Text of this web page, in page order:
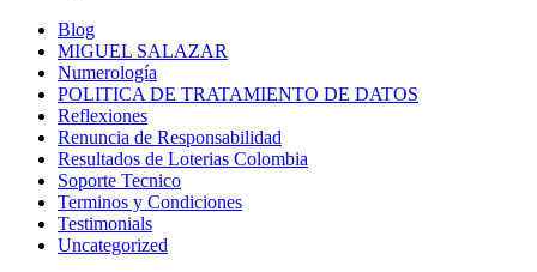
Blog
MIGUEL SALAZAR
Numerología
POLITICA DE TRATAMIENTO DE DATOS
Reflexiones
Renuncia de Responsabilidad
Resultados de Loterias Colombia
Soporte Tecnico
Terminos y Condiciones
Testimonials
Uncategorized